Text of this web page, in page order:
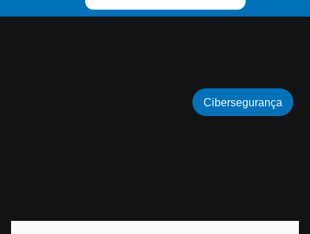
Cibersegurança